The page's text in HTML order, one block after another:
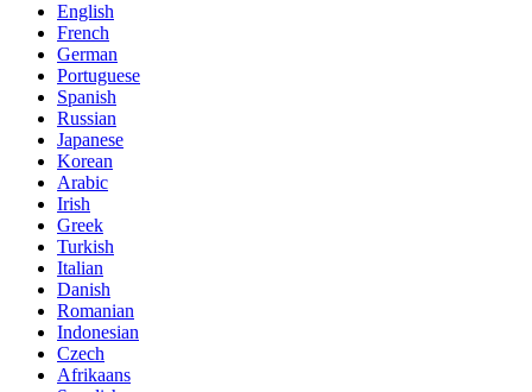
English
French
German
Portuguese
Spanish
Russian
Japanese
Korean
Arabic
Irish
Greek
Turkish
Italian
Danish
Romanian
Indonesian
Czech
Afrikaans